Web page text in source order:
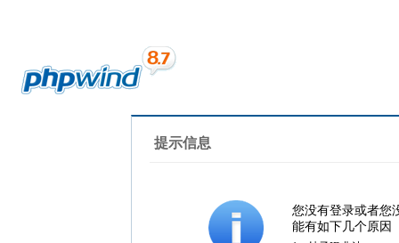
提示信息
您没有登录或者您
能有如下几个原因